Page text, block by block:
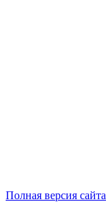
Полная версия сайта